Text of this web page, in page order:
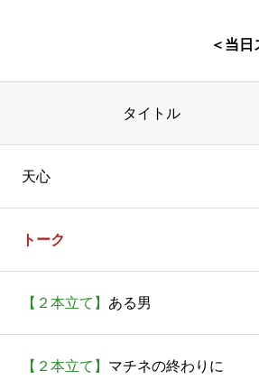
＜当日
タイトル
天心
トーク
【２本立て】 ある男
【２本立て】 マチネの終わりに